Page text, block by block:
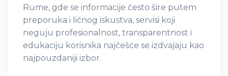
Rume, gde se informacije često šire putem
preporuka i ličnog iskustva, servisi koji
neguju profesionalnost, transparentnost i
edukaciju korisnika najčešće se izdvajaju kao
najpouzdaniji izbor.